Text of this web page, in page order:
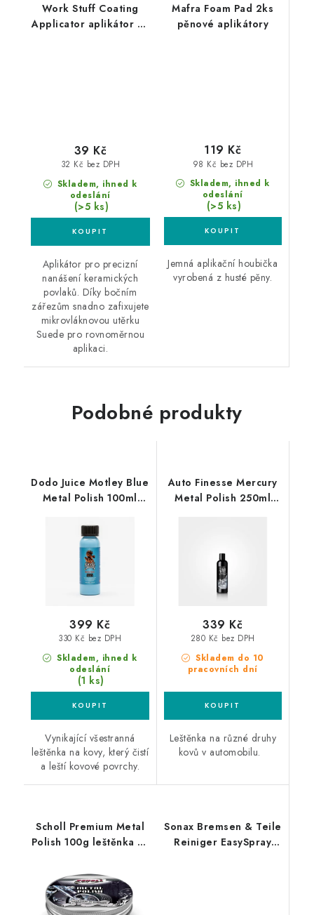
Work Stuff Coating
Applicator aplikátor na
Skladem, ihned k
odeslání
(>5 ks)
32 Kč bez DPH
39 Kč
Aplikátor pro precizní
nanášení keramických
povlaků. Díky bočním
zářezům snadno zafixujete
mikrovláknovou utěrku
Suede pro rovnoměrnou
aplikaci.
Mafra Foam Pad 2ks
pěnové aplikátory
Skladem, ihned k
odeslání
(>5 ks)
98 Kč bez DPH
119 Kč
Jemná aplikační houbička
vyrobená z husté pěny.
Podobné produkty
Dodo Juice Motley Blue
Metal Polish 100ml
Skladem, ihned k
odeslání
(1 ks)
330 Kč bez DPH
399 Kč
Vynikající všestranná
leštěnka na kovy, který čistí
a leští kovové povrchy.
Auto Finesse Mercury
Metal Polish 250ml
Skladem do 10
pracovních dní
280 Kč bez DPH
339 Kč
Leštěnka na různé druhy
kovů v automobilu.
Scholl Premium Metal
Polish 100g leštěnka na
Sonax Bremsen & Teile
Reiniger EasySpray